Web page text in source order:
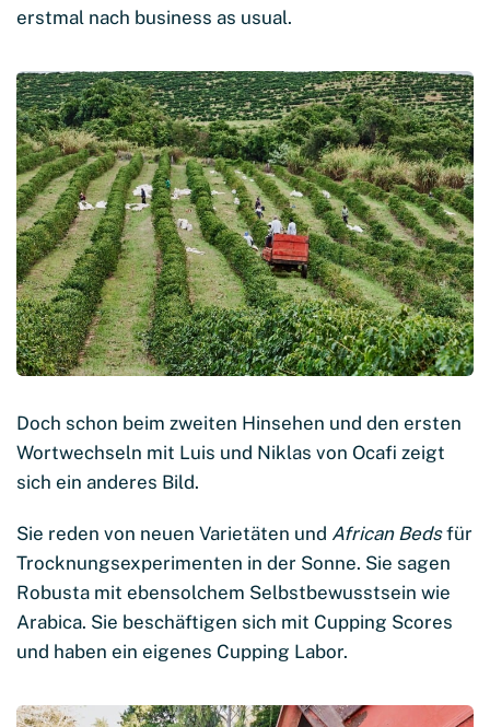
erstmal nach business as usual.
Doch schon beim zweiten Hinsehen und den ersten
Wortwechseln mit Luis und Niklas von Ocafi zeigt
sich ein anderes Bild.
Sie reden von neuen Varietäten und African Bedsfür
Trocknungsexperimenten in der Sonne. Sie sagen
Robusta mit ebensolchem Selbstbewusstsein wie
Arabica. Sie beschäftigen sich mit Cupping Scores
und haben ein eigenes Cupping Labor.